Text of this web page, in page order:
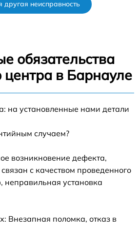
другая неисправность
обязательства
центра в Барнауле
на установленные нами детали
случаем?
возникновение дефекта,
с качеством проведенного
неправильная установка
Внезапная поломка, отказ в